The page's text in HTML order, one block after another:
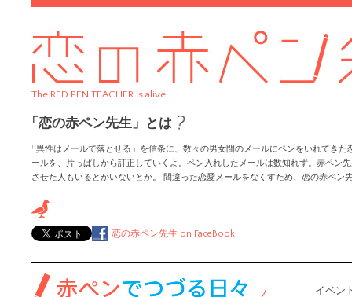
The RED PEN TEACHER is alive.
「恋の赤ペン先生」とは
「異性はメールで落とせる」を信条に、数々の男女間のメールにペンをいれてきた
ールを、片っぱしから訂正していくよ。ペン入れしたメールは数知れず。赤ペン
させた人もいるとかいないとか。 間違った恋愛メールをなくすため、恋の赤ペン
恋の赤ペン先生 on FaceBook!
イベン